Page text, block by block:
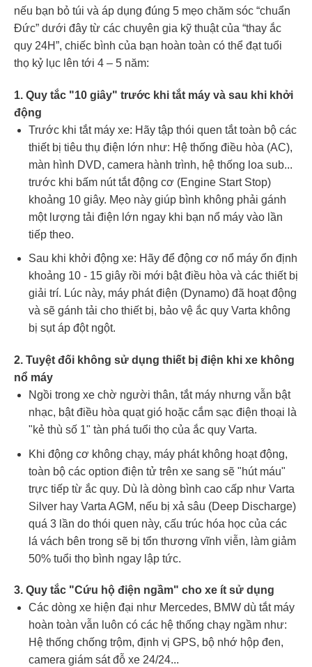
nếu bạn bỏ túi và áp dụng đúng 5 mẹo chăm sóc “chuẩn
Đức” dưới đây từ các chuyên gia kỹ thuật của “thay ắc
quy 24H”, chiếc bình của bạn hoàn toàn có thể đạt tuổi
thọ kỷ lục lên tới 4 – 5 năm:
1. Quy tắc "10 giây" trước khi tắt máy và sau khi khởi
động
Trước khi tắt máy xe: Hãy tập thói quen tắt toàn bộ các
thiết bị tiêu thụ điện lớn như: Hệ thống điều hòa (AC),
màn hình DVD, camera hành trình, hệ thống loa sub...
trước khi bấm nút tắt động cơ (Engine Start Stop)
khoảng 10 giây. Mẹo này giúp bình không phải gánh
một lượng tải điện lớn ngay khi bạn nổ máy vào lần
tiếp theo.
Sau khi khởi động xe: Hãy để động cơ nổ máy ổn định
khoảng 10 - 15 giây rồi mới bật điều hòa và các thiết bị
giải trí. Lúc này, máy phát điện (Dynamo) đã hoạt động
và sẽ gánh tải cho thiết bị, bảo vệ ắc quy Varta không
bị sụt áp đột ngột.
2. Tuyệt đối không sử dụng thiết bị điện khi xe không
nổ máy
Ngồi trong xe chờ người thân, tắt máy nhưng vẫn bật
nhạc, bật điều hòa quạt gió hoặc cắm sạc điện thoại là
"kẻ thù số 1" tàn phá tuổi thọ của ắc quy Varta.
Khi động cơ không chạy, máy phát không hoạt động,
toàn bộ các option điện tử trên xe sang sẽ "hút máu"
trực tiếp từ ắc quy. Dù là dòng bình cao cấp như Varta
Silver hay Varta AGM, nếu bị xả sâu (Deep Discharge)
quá 3 lần do thói quen này, cấu trúc hóa học của các
lá vách bên trong sẽ bị tổn thương vĩnh viễn, làm giảm
50% tuổi thọ bình ngay lập tức.
3. Quy tắc "Cứu hộ điện ngầm" cho xe ít sử dụng
Các dòng xe hiện đại như Mercedes, BMW dù tắt máy
hoàn toàn vẫn luôn có các hệ thống chạy ngầm như:
Hệ thống chống trộm, định vị GPS, bộ nhớ hộp đen,
camera giám sát đỗ xe 24/24...